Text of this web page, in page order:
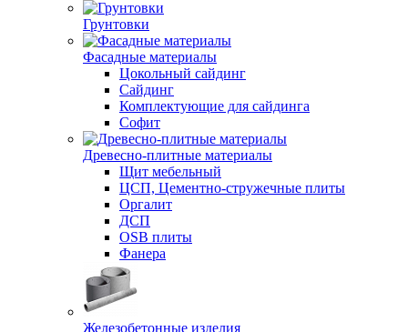
Грунтовки
Фасадные материалы
Цокольный сайдинг
Сайдинг
Комплектующие для сайдинга
Софит
Древесно-плитные материалы
Щит мебельный
ЦСП, Цементно-стружечные плиты
Оргалит
ДСП
OSB плиты
Фанера
Железобетонные изделия